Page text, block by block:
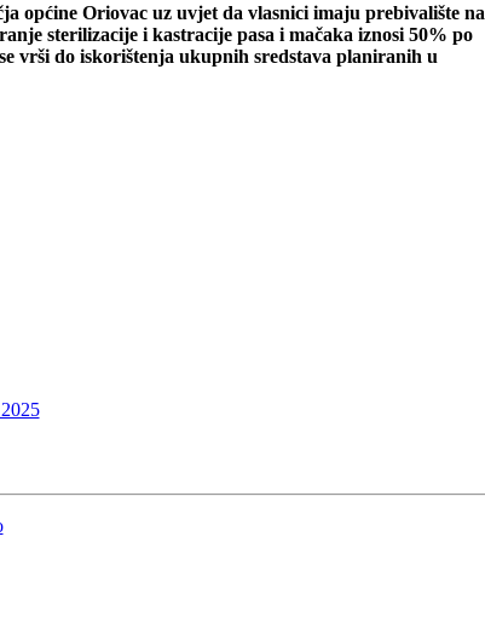
općine Oriovac uz uvjet da vlasnici imaju prebivalište na
sterilizacije i kastracije pasa i mačaka iznosi 50% po
vrši do iskorištenja ukupnih sredstava planiranih u